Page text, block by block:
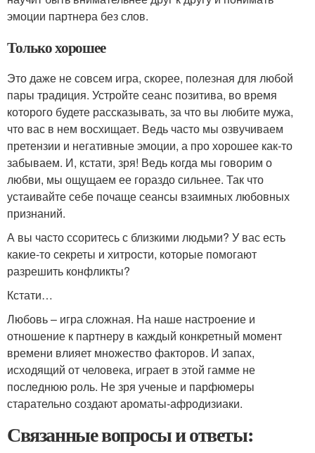
эмоции партнера без слов.
Только хорошее
Это даже не совсем игра, скорее, полезная для любой
пары традиция. Устройте сеанс позитива, во время
которого будете рассказывать, за что вы любите мужа,
что вас в нем восхищает. Ведь часто мы озвучиваем
претензии и негативные эмоции, а про хорошее как-то
забываем. И, кстати, зря! Ведь когда мы говорим о
любви, мы ощущаем ее гораздо сильнее. Так что
устаивайте себе почаще сеансы взаимных любовных
признаний.
А вы часто ссоритесь с близкими людьми? У вас есть
какие-то секреты и хитрости, которые помогают
разрешить конфликты?
Кстати…
Любовь – игра сложная. На наше настроение и
отношение к партнеру в каждый конкретный момент
времени влияет множество факторов. И запах,
исходящий от человека, играет в этой гамме не
последнюю роль. Не зря ученые и парфюмеры
старательно создают ароматы-афродизиаки.
Связанные вопросы и ответы: